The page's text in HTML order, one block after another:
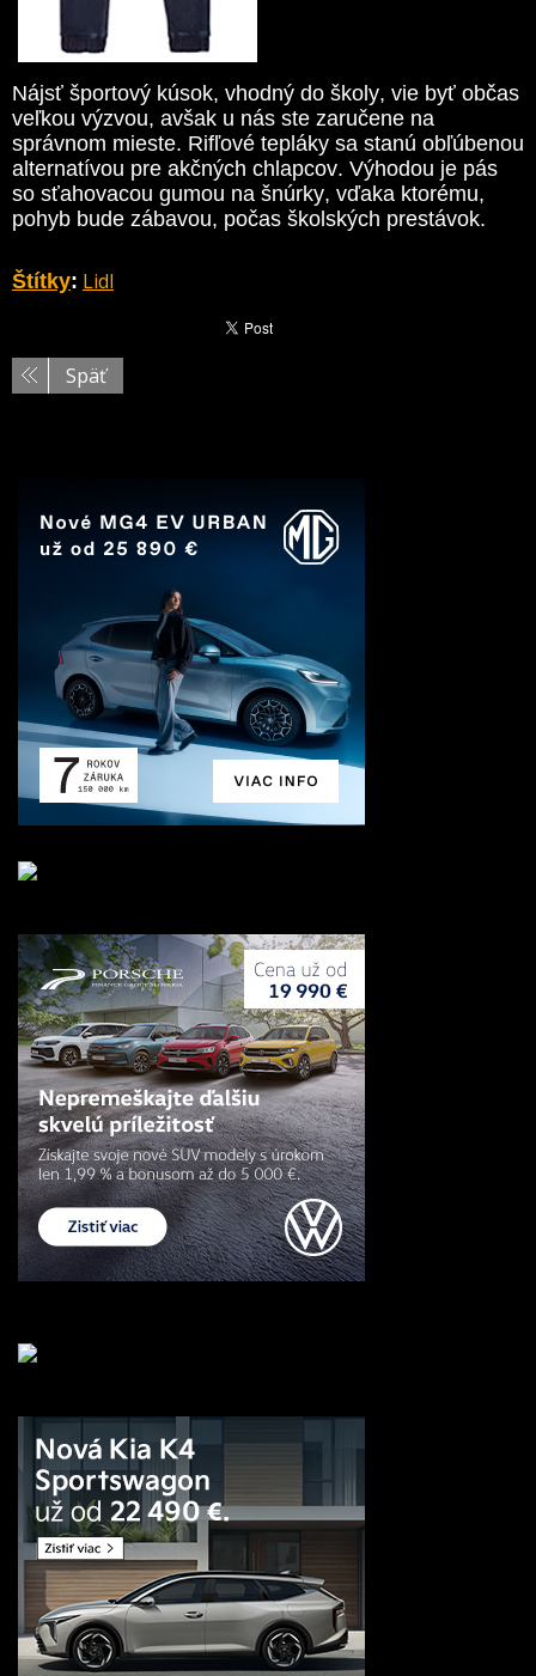
Nájsť športový kúsok, vhodný do školy, vie byť občas
veľkou výzvou, avšak u nás ste zaručene na
správnom mieste. Rifľové tepláky sa stanú obľúbenou
alternatívou pre akčných chlapcov. Výhodou je pás
so sťahovacou gumou na šnúrky, vďaka ktorému,
pohyb bude zábavou, počas školských prestávok.
Štítky: Lidl
Späť